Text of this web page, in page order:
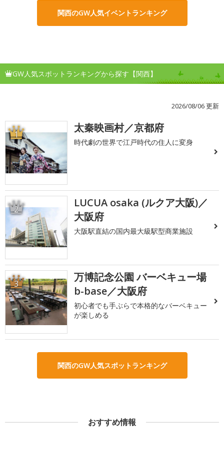
関西のGW人気イベントランキング
GW人気スポットランキングから探す【関西】
2026/08/06 更新
1 太秦映画村／京都府
時代劇の世界で江戸時代の住人に変身
2
LUCUA osaka (ルクア大阪)／
大阪府
大阪駅直結の国内最大級駅型商業施設
3
万博記念公園 バーベキュー場
b-base／大阪府
初心者でも手ぶらで本格的なバーベキュー
が楽しめる
関西のGW人気スポットランキング
おすすめ情報